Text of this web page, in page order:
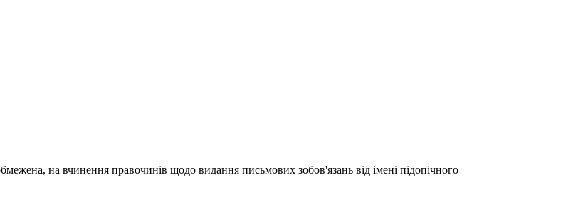
на вчинення правочинів щодо видання письмових зобов'язань від імені підопічного